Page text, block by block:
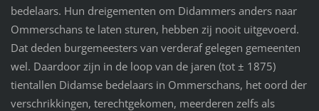
bedelaars. Hun dreigementen om Didammers anders naar
Ommerschans te laten sturen, hebben zij nooit uitgevoerd.
Dat deden burgemeesters van verderaf gelegen gemeenten
wel. Daardoor zijn in de loop van de jaren (tot ± 1875)
tientallen Didamse bedelaars in Ommerschans, het oord der
verschrikkingen, terechtgekomen, meerderen zelfs als